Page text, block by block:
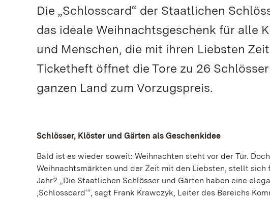
Die „Schlosscard“ der Staatlichen
das ideale Weihnachtsgeschenk für alle
und Menschen, die mit ihren Liebsten
Ticketheft öffnet die Tore zu 26
ganzen Land zum Vorzugspreis.
Schlösser, Klöster und Gärten als Geschenkidee
Bald ist es wieder soweit: Weihnachten steht vor der Tür.
Weihnachtsmärkten und der Zeit mit den Liebsten, stellt sich
Jahr? „Die Staatlichen Schlösser und Gärten haben eine
‚Schlosscard‘“, sagt Frank Krawczyk, Leiter des Bereichs